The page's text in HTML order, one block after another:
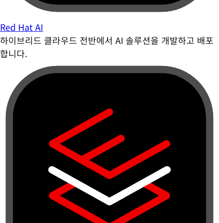
Red Hat AI
하이브리드 클라우드 전반에서 AI 솔루션을 개발하고 배포
합니다.